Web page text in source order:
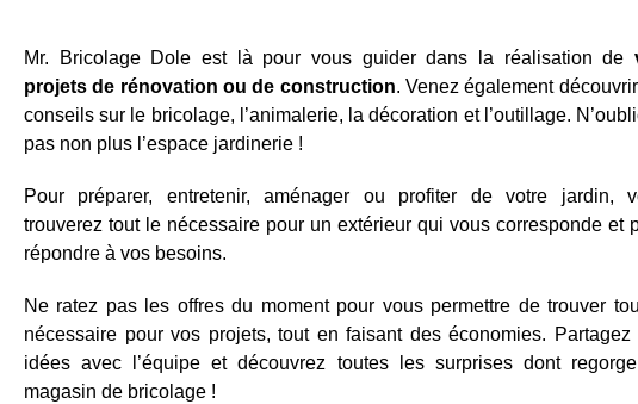
Mr. Bricolage Dole est là pour vous guider dans la réalisation de
projets de rénovation ou de construction. Venez également
conseils sur le bricolage, l’animalerie, la décoration et l’outillage.
pas non plus l’espace jardinerie !
Pour préparer, entretenir, aménager ou profiter de votre jardin,
trouverez tout le nécessaire pour un extérieur qui vous corresponde et
répondre à vos besoins.
Ne ratez pas les offres du moment pour vous permettre de trouver
nécessaire pour vos projets, tout en faisant des économies. Partagez
idées avec l’équipe et découvrez toutes les surprises dont
magasin de bricolage !